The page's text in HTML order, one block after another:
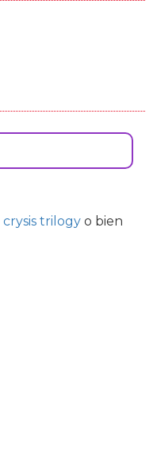
crysis trilogy o bien